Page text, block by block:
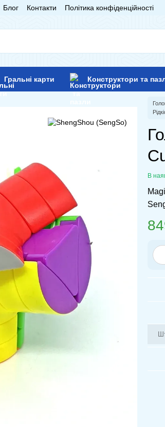
Блог Контакти Політика конфіденційності
Гральні карти Конструктори та
В